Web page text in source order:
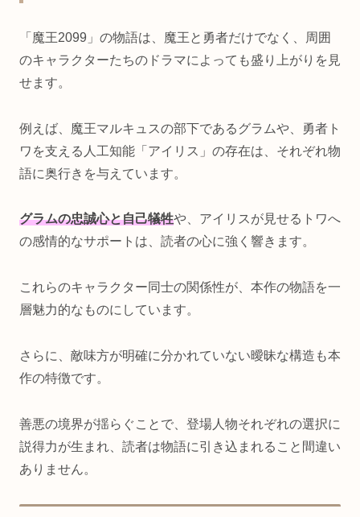
「魔王2099」の物語は、魔王と勇者だけでなく、周囲
のキャラクターたちのドラマによっても盛り上がりを見
せます。
例えば、魔王マルキュスの部下であるグラムや、勇者ト
ワを支える人工知能「アイリス」の存在は、それぞれ物
語に奥行きを与えています。
グラムの忠誠心と自己犠牲や、アイリスが見せるトワへ
の感情的なサポートは、読者の心に強く響きます。
これらのキャラクター同士の関係性が、本作の物語を一
層魅力的なものにしています。
さらに、敵味方が明確に分かれていない曖昧な構造も本
作の特徴です。
善悪の境界が揺らぐことで、登場人物それぞれの選択に
説得力が生まれ、読者は物語に引き込まれること間違い
ありません。